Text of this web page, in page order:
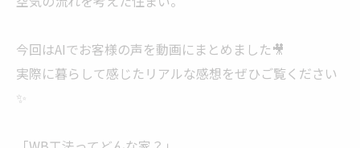
今回はAIでお客様の声を動画にまとめました🎥
実際に暮らして感じたリアルな感想をぜひご覧ください
✨